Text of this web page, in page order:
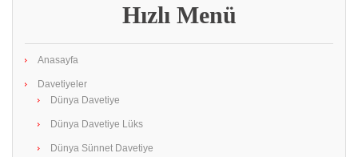
Hızlı Menü
Anasayfa
Davetiyeler
Dünya Davetiye
Dünya Davetiye Lüks
Dünya Sünnet Davetiye